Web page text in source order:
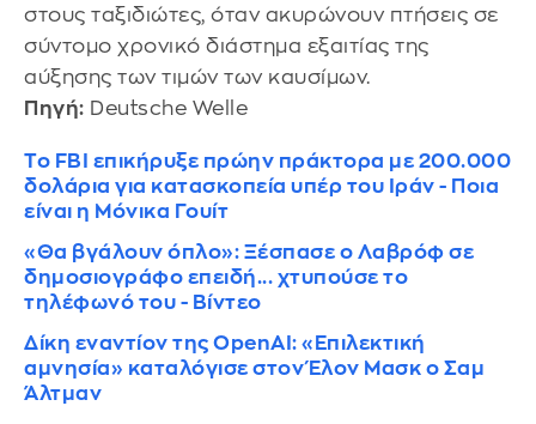
στους ταξιδιώτες, όταν ακυρώνουν πτήσεις σε
σύντομο χρονικό διάστημα εξαιτίας της
αύξησης των τιμών των καυσίμων.
Πηγή: Deutsche Welle
To FBI επικήρυξε πρώην πράκτορα με 200.000
δολάρια για κατασκοπεία υπέρ του Ιράν - Ποια
είναι η Μόνικα Γουίτ
«Θα βγάλουν όπλο»: Ξέσπασε ο Λαβρόφ σε
δημοσιογράφο επειδή... χτυπούσε το
τηλέφωνό του - Βίντεο
Δίκη εναντίον της OpenAI: «Επιλεκτική
αμνησία» καταλόγισε στον Έλον Μασκ ο Σαμ
Άλτμαν